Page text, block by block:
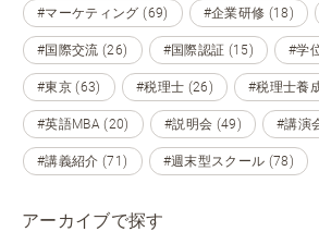
#マーケティング (69) #企業研修 (18)
#国際交流 (26) #国際認証 (15) #学
#東京 (63) #税理士 (26) #税理士養
#英語MBA (20) #説明会 (49) #講演
#講義紹介 (71) #週末型スクール (78)
アーカイブで探す